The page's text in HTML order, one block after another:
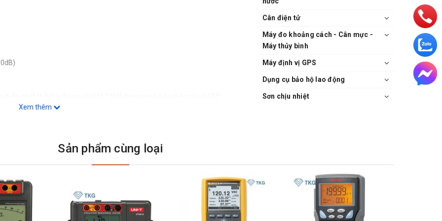
Xem thêm
Cân điện tử
Máy đo khoảng cách - Cân mực -
Máy thủy bình
Máy định vị GPS
Dụng cụ bảo hộ lao động
Sơn chịu nhiệt
Sản phẩm cùng loại